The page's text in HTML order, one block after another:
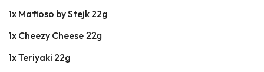
1x Mafioso by Stejk 22g
1x Cheezy Cheese 22g
1x Teriyaki 22g